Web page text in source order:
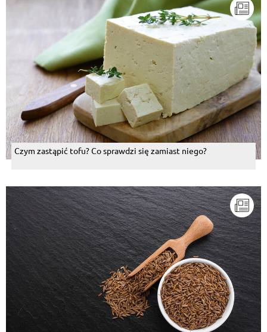
Czym zastąpić tofu? Co sprawdzi się zamiast niego?